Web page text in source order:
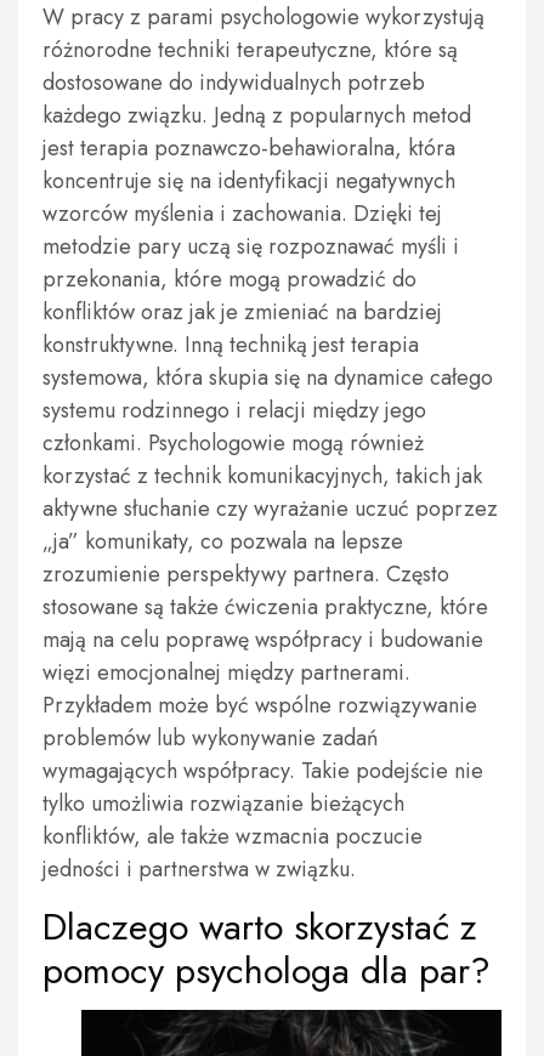
W pracy z parami psychologowie wykorzystują
różnorodne techniki terapeutyczne, które są
dostosowane do indywidualnych potrzeb
każdego związku. Jedną z popularnych metod
jest terapia poznawczo-behawioralna, która
koncentruje się na identyfikacji negatywnych
wzorców myślenia i zachowania. Dzięki tej
metodzie pary uczą się rozpoznawać myśli i
przekonania, które mogą prowadzić do
konfliktów oraz jak je zmieniać na bardziej
konstruktywne. Inną techniką jest terapia
systemowa, która skupia się na dynamice całego
systemu rodzinnego i relacji między jego
członkami. Psychologowie mogą również
korzystać z technik komunikacyjnych, takich jak
aktywne słuchanie czy wyrażanie uczuć poprzez
„ja” komunikaty, co pozwala na lepsze
zrozumienie perspektywy partnera. Często
stosowane są także ćwiczenia praktyczne, które
mają na celu poprawę współpracy i budowanie
więzi emocjonalnej między partnerami.
Przykładem może być wspólne rozwiązywanie
problemów lub wykonywanie zadań
wymagających współpracy. Takie podejście nie
tylko umożliwia rozwiązanie bieżących
konfliktów, ale także wzmacnia poczucie
jedności i partnerstwa w związku.
Dlaczego warto skorzystać z
pomocy psychologa dla par?